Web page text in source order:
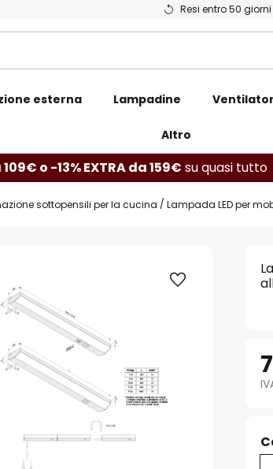
Resi entro 50 giorni
esterna Lampadine
Altro
109€ o -13% EXTRA da 159€ su quasi tutto
sottopensili per la cucina Lampada LED per